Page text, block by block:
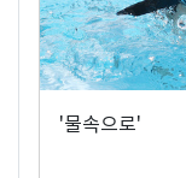
'물속으로'